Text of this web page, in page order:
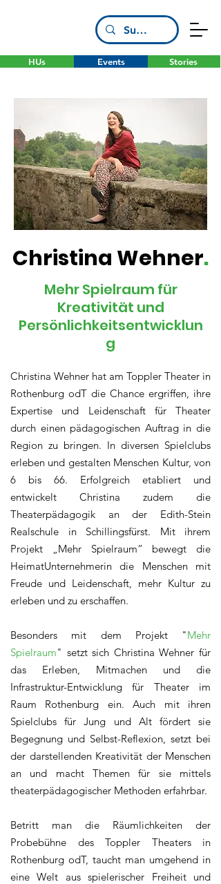
HUs Stories
Events
Christina Wehner.
Mehr Spielraum für
Kreativität und
Persönlichkeitsentwicklun
g
Christina Wehner hat am Toppler Theater in
Rothenburg odT die Chance ergriffen, ihre
Expertise und Leidenschaft für Theater
durch einen pädagogischen Auftrag in die
Region zu bringen. In diversen Spielclubs
erleben und gestalten Menschen Kultur, von
6 bis 66. Erfolgreich etabliert und
entwickelt Christina zudem die
Theaterpädagogik an der Edith-Stein
Realschule in Schillingsfürst. Mit ihrem
Projekt „Mehr Spielraum“ bewegt die
HeimatUnternehmerin die Menschen mit
Freude und Leidenschaft, mehr Kultur zu
erleben und zu erschaffen.
Besonders mit dem Projekt "Mehr
Spielraum" setzt sich Christina Wehner für
das Erleben, Mitmachen und die
Infrastruktur-Entwicklung für Theater im
Raum Rothenburg ein. Auch mit ihren
Spielclubs für Jung und Alt fördert sie
Begegnung und Selbst-Reflexion, setzt bei
der darstellenden Kreativität der Menschen
an und macht Themen für sie mittels
theaterpädagogischer Methoden erfahrbar.
Betritt man die Räumlichkeiten der
Probebühne des Toppler Theaters in
Rothenburg odT, taucht man umgehend in
eine Welt aus spielerischer Freiheit und